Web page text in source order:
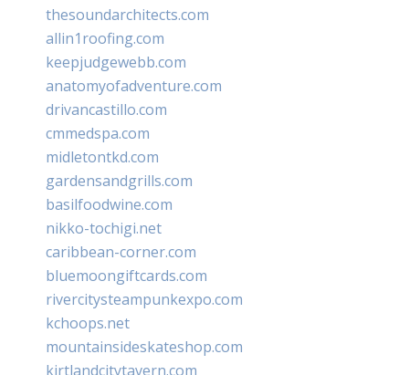
thesoundarchitects.com
allin1roofing.com
keepjudgewebb.com
anatomyofadventure.com
drivancastillo.com
cmmedspa.com
midletontkd.com
gardensandgrills.com
basilfoodwine.com
nikko-tochigi.net
caribbean-corner.com
bluemoongiftcards.com
rivercitysteampunkexpo.com
kchoops.net
mountainsideskateshop.com
kirtlandcitytavern.com